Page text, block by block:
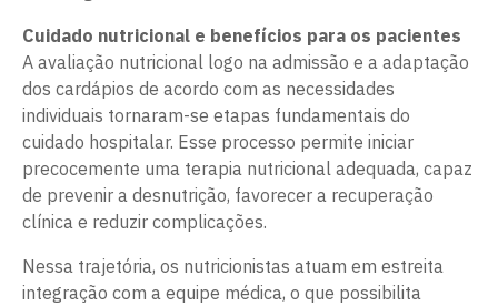
Cuidado nutricional e benefícios para os pacientes
A avaliação nutricional logo na admissão e a adaptação
dos cardápios de acordo com as necessidades
individuais tornaram-se etapas fundamentais do
cuidado hospitalar. Esse processo permite iniciar
precocemente uma terapia nutricional adequada, capaz
de prevenir a desnutrição, favorecer a recuperação
clínica e reduzir complicações.
Nessa trajetória, os nutricionistas atuam em estreita
integração com a equipe médica, o que possibilita